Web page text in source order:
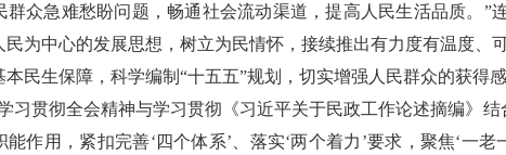
群众急难愁盼问题，畅通社会流动渠道，提高人民生活品质。
民为中心的发展思想，树立为民情怀，接续推出有力度有温度、
本民生保障，科学编制“十五五”规划，切实增强人民群众的获得
习贯彻全会精神与学习贯彻《习近平关于民政工作论述摘编》
能作用，紧扣完善‘四个体系’、落实‘两个着力’要求，聚焦‘一